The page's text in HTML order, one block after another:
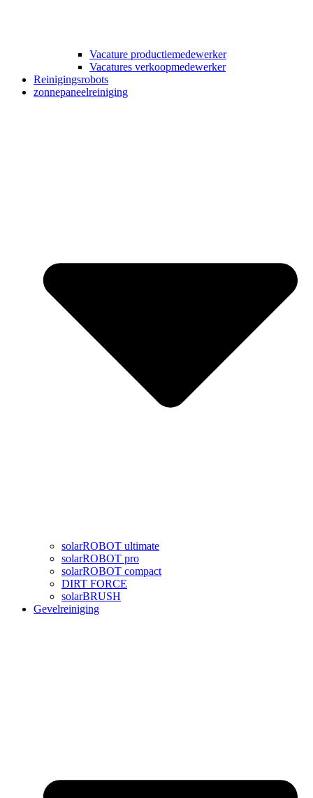
Vacature productiemedewerker
Vacatures verkoopmedewerker
Reinigingsrobots
zonnepaneelreiniging
solarROBOT ultimate
solarROBOT pro
solarROBOT compact
DIRT FORCE
solarBRUSH
Gevelreiniging